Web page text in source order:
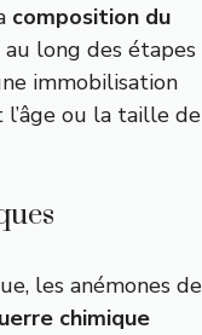
composition du
long des étapes
immobilisation
ou la taille de
les anémones de
chimique